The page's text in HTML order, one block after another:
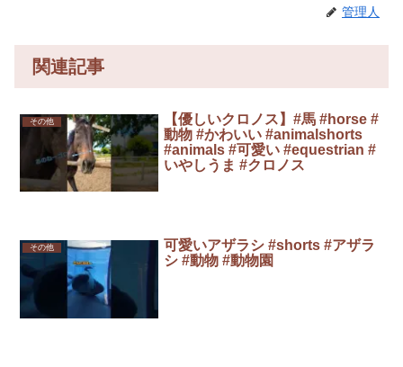
管理人
関連記事
その他
【優しいクロノス】#馬 #horse #
動物 #かわいい #animalshorts
#animals #可愛い #equestrian #
いやしうま #クロノス
その他
可愛いアザラシ #shorts #アザラ
シ #動物 #動物園